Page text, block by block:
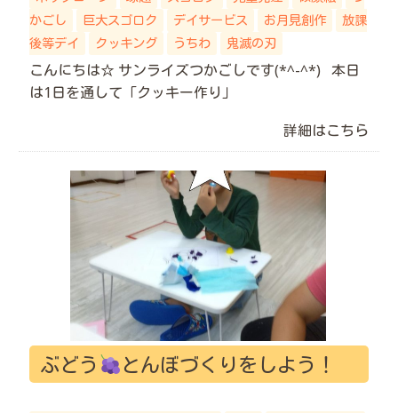
かごし
巨大スゴロク デイサービス お月見創作
放課
後等デイ
クッキング うちわ 鬼滅の刃
こんにちは☆ サンライズつかごしです(*^-^*) 本日
は1日を通して「クッキー作り」
詳細はこちら
ぶどう とんぼづくりをしよう！